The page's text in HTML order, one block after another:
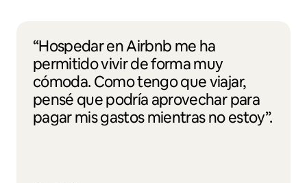
“Hospedar en Airbnb me ha
permitido vivir de forma muy
cómoda. Como tengo que viajar,
pensé que podría aprovechar para
pagar mis gastos mientras no estoy”.